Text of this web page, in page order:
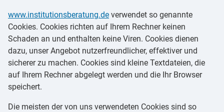
www.institutionsberatung.de verwendet so genannte
Cookies. Cookies richten auf Ihrem Rechner keinen
Schaden an und enthalten keine Viren. Cookies dienen
dazu, unser Angebot nutzerfreundlicher, effektiver und
sicherer zu machen. Cookies sind kleine Textdateien, die
auf Ihrem Rechner abgelegt werden und die Ihr Browser
speichert.
Die meisten der von uns verwendeten Cookies sind so